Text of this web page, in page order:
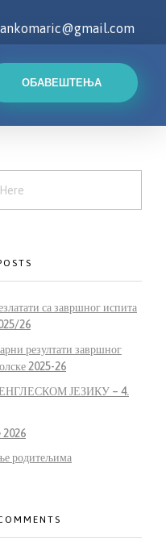
ОБАВЕШТЕЊА
са завршног испита
26
резултати завршног
2025-26
ЈЕЗИКУ – 4.
2026
родитељима